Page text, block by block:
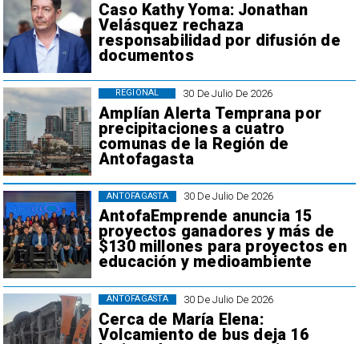
Caso Kathy Yoma: Jonathan
Velásquez rechaza
responsabilidad por difusión de
documentos
30 De Julio De 2026
Amplían Alerta Temprana por
precipitaciones a cuatro
comunas de la Región de
Antofagasta
REGIONAL
30 De Julio De 2026
AntofaEmprende anuncia 15
proyectos ganadores y más de
$130 millones para proyectos en
educación y medioambiente
ANTOFAGASTA
30 De Julio De 2026
Cerca de María Elena:
Volcamiento de bus deja 16
ANTOFAGASTA